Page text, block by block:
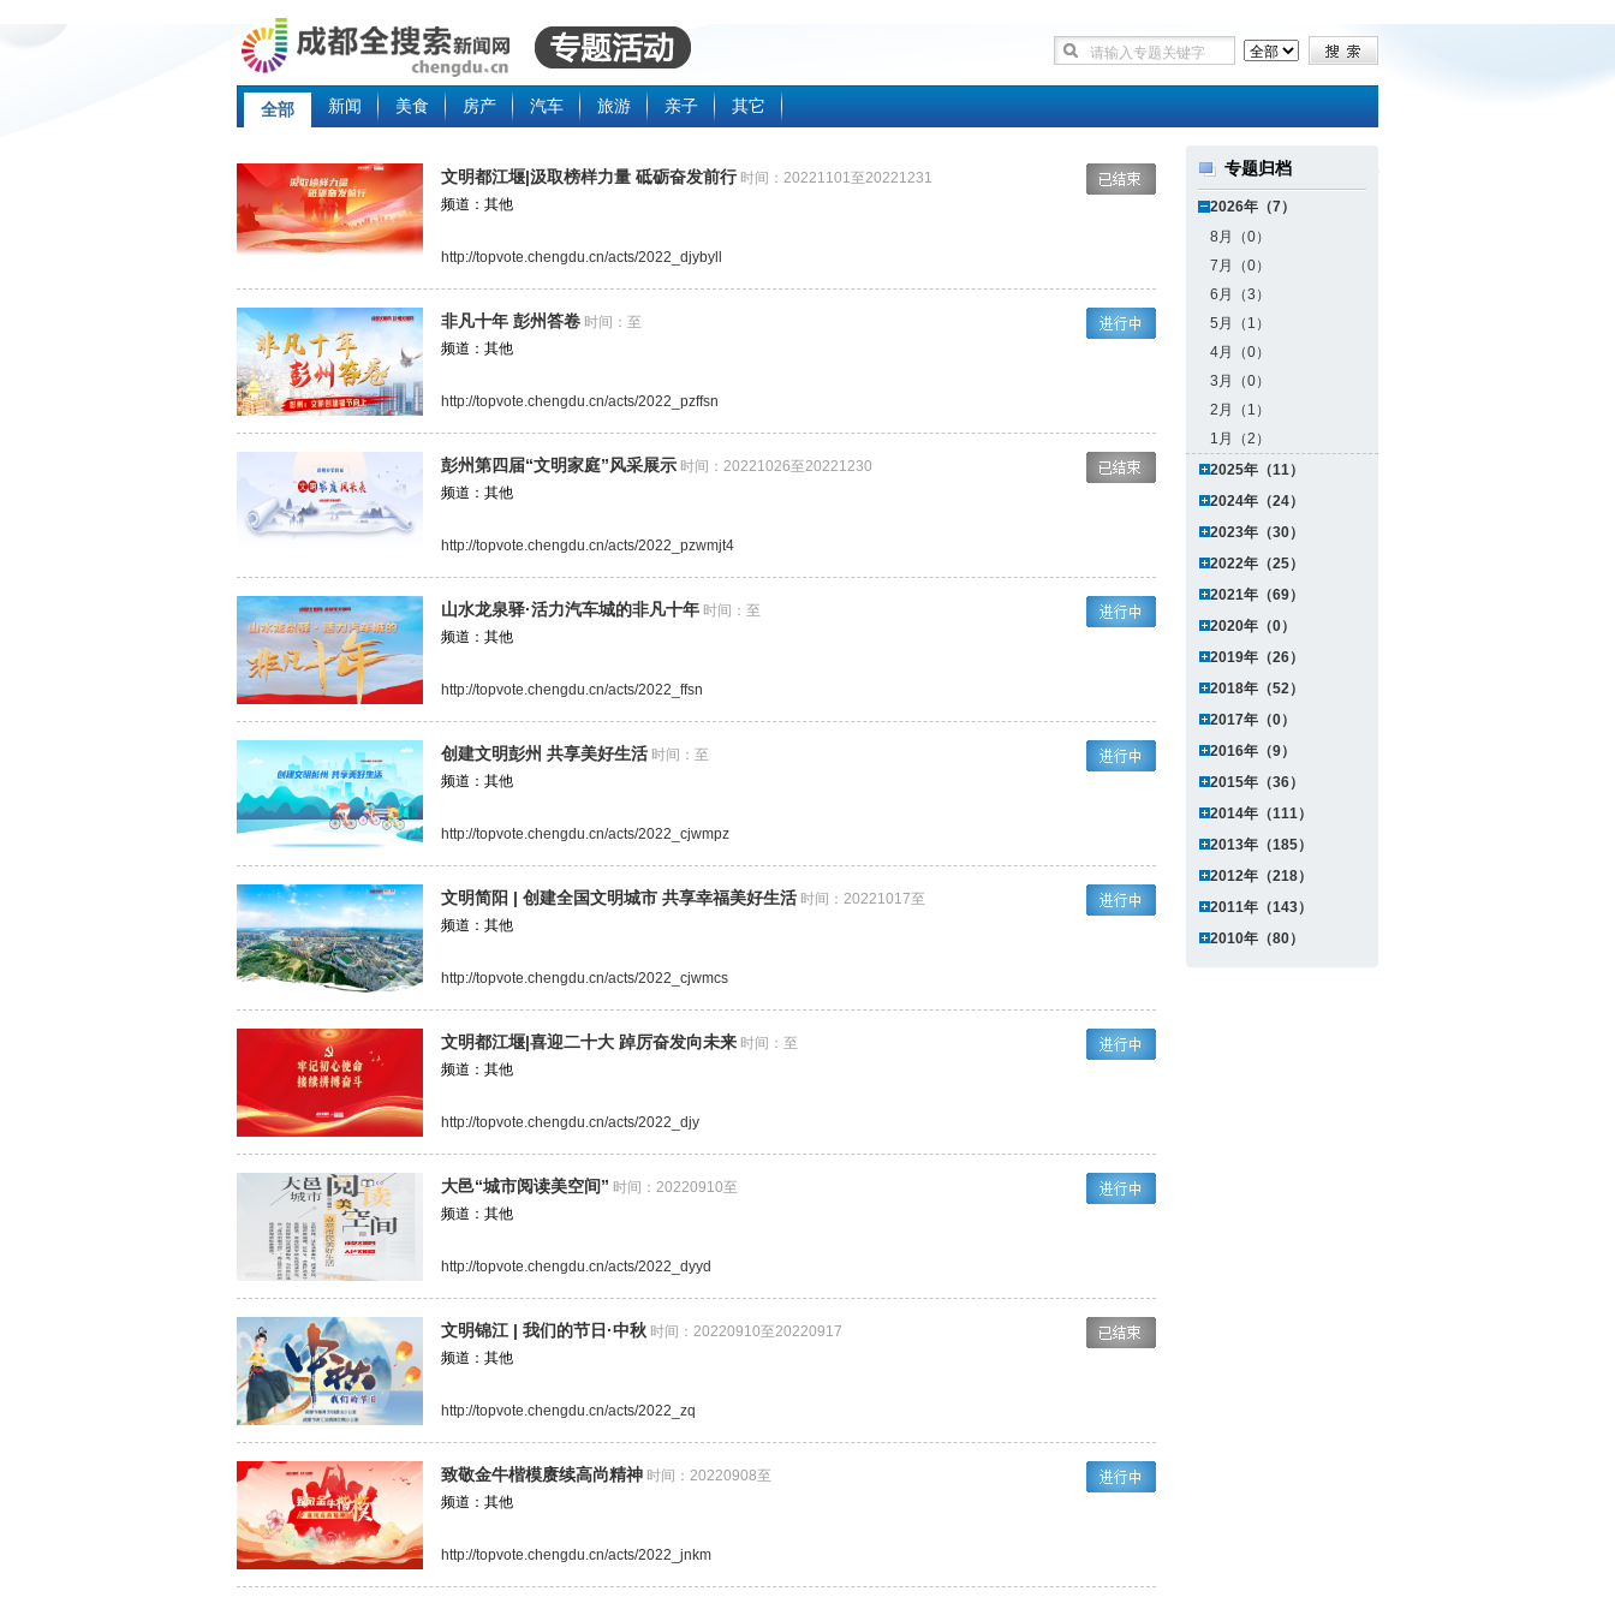
全部 新闻 美食 房产 汽车 旅游 亲子 其它
文明都江堰|汲取榜样力量 砥砺奋发前行 时间：20221101至20221231
频道：其他
http://topvote.chengdu.cn/acts/2022_djybyll
非凡十年 彭州答卷 时间：至
频道：其他
http://topvote.chengdu.cn/acts/2022_pzffsn
彭州第四届“文明家庭”风采展示 时间：20221026至20221230
频道：其他
http://topvote.chengdu.cn/acts/2022_pzwmjt4
山水龙泉驿·活力汽车城的非凡十年 时间：至
频道：其他
http://topvote.chengdu.cn/acts/2022_ffsn
创建文明彭州 共享美好生活 时间：至
频道：其他
http://topvote.chengdu.cn/acts/2022_cjwmpz
文明简阳 | 创建全国文明城市 共享幸福美好生活 时间：20221017至
频道：其他
http://topvote.chengdu.cn/acts/2022_cjwmcs
文明都江堰|喜迎二十大 踔厉奋发向未来 时间：至
频道：其他
http://topvote.chengdu.cn/acts/2022_djy
大邑“城市阅读美空间” 时间：20220910至
频道：其他
http://topvote.chengdu.cn/acts/2022_dyyd
文明锦江 | 我们的节日·中秋 时间：20220910至20220917
频道：其他
http://topvote.chengdu.cn/acts/2022_zq
致敬金牛楷模赓续高尚精神 时间：20220908至
频道：其他
http://topvote.chengdu.cn/acts/2022_jnkm
专题归档
2026年（7）
8月（0）
7月（0）
6月（3）
5月（1）
4月（0）
3月（0）
2月（1）
1月（2）
2025年（11）
2024年（24）
2023年（30）
2022年（25）
2021年（69）
2020年（0）
2019年（26）
2018年（52）
2017年（0）
2016年（9）
2015年（36）
2014年（111）
2013年（185）
2012年（218）
2011年（143）
2010年（80）